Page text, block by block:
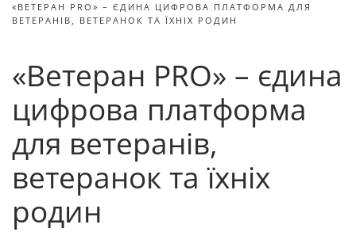
«ВЕТЕРАН PRO» – ЄДИНА ЦИФРОВА ПЛАТФОРМА ДЛЯ
ВЕТЕРАНІВ, ВЕТЕРАНОК ТА ЇХНІХ РОДИН
«Ветеран PRO» – єдина
цифрова платформа
для ветеранів,
ветеранок та їхніх
родин